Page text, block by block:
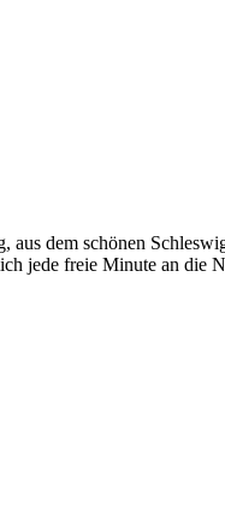
dem schönen
jede freie Minute an die